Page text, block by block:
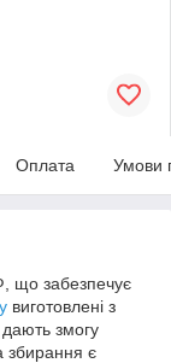
Оплата Умови
що забезпечує
виготовлені з
змогу
збирання є